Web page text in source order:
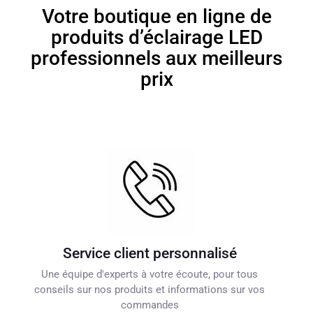
Votre boutique en ligne de
produits d’éclairage LED
professionnels aux meilleurs
prix
Service client personnalisé
Une équipe d'experts à votre écoute, pour tous
conseils sur nos produits et informations sur vos
commandes